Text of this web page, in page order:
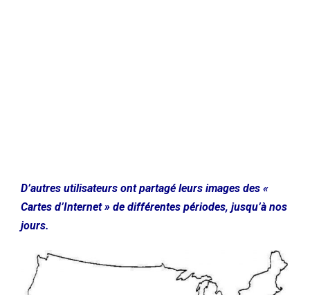
D’autres utilisateurs ont partagé leurs images des «
Cartes d’Internet » de différentes périodes, jusqu’à nos
jours.